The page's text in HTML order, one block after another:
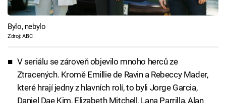
Bylo, nebylo
Zdroj: ABC
V seriálu se zároveň objevilo mnoho herců ze
Ztracených. Kromě Emillie de Ravin a Rebeccy Mader,
které hrají jedny z hlavních rolí, to byli Jorge Garcia,
Daniel Dae Kim, Elizabeth Mitchell, Lana Parrilla, Alan